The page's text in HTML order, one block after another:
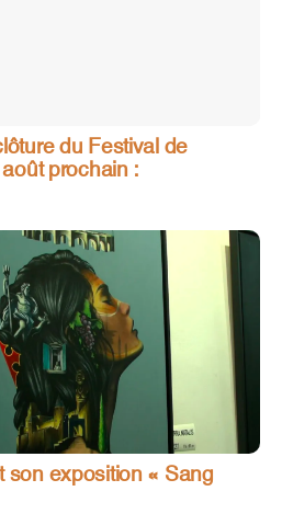
du Festival de
prochain :
son exposition « Sang